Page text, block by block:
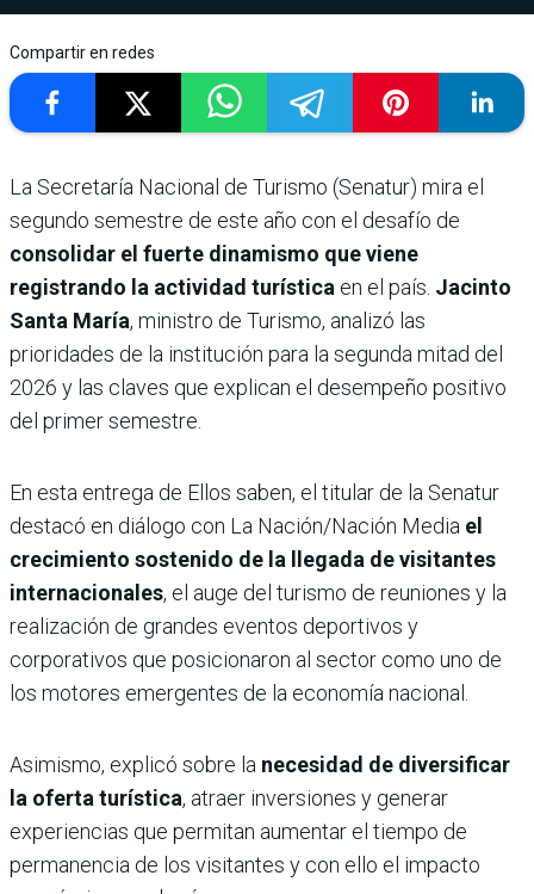
Compartir en redes
La Secretaría Nacional de Turismo (Senatur) mira el
segundo semestre de este año con el desafío de
consolidar el fuerte dinamismo que viene
registrando la actividad turística en el país. Jacinto
Santa María, ministro de Turismo, analizó las
prioridades de la institución para la segunda mitad del
2026 y las claves que explican el desempeño positivo
del primer semestre.
En esta entrega de Ellos saben, el titular de la Senatur
destacó en diálogo con La Nación/Nación Media el
crecimiento sostenido de la llegada de visitantes
internacionales, el auge del turismo de reuniones y la
realización de grandes eventos deportivos y
corporativos que posicionaron al sector como uno de
los motores emergentes de la economía nacional.
Asimismo, explicó sobre la necesidad de diversificar
la oferta turística, atraer inversiones y generar
experiencias que permitan aumentar el tiempo de
permanencia de los visitantes y con ello el impacto